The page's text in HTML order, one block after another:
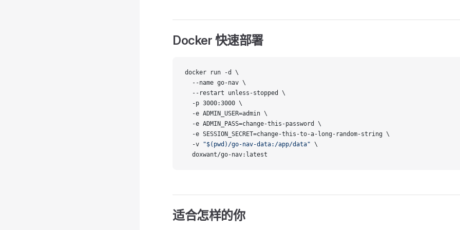
Docker 快速部署
docker run -d \
  --name go-nav \
  --restart unless-stopped \
  -p 3000:3000 \
  -e ADMIN_USER=admin \
  -e ADMIN_PASS=change-this-password \
  -e SESSION_SECRET=change-this-to-a-long-random-string \
  -v
"$(pwd)/go-nav-data:/app/data" \
  doxwant/go-nav:latest
适合怎样的你